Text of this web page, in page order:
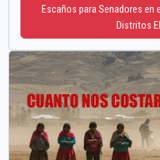
Escaños para Senadores en
Distritos